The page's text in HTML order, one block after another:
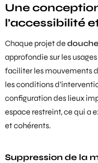
Une
l’accessibilité
Chaque projet de
approfondie sur les
faciliter les mouvements
les conditions
configuration des lieux
espace restreint, ce qui a
et cohérents.
Suppression de la